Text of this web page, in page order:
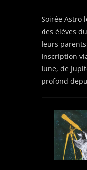
Soirée Astro
des élèves
leurs
inscription
lune, de
profond